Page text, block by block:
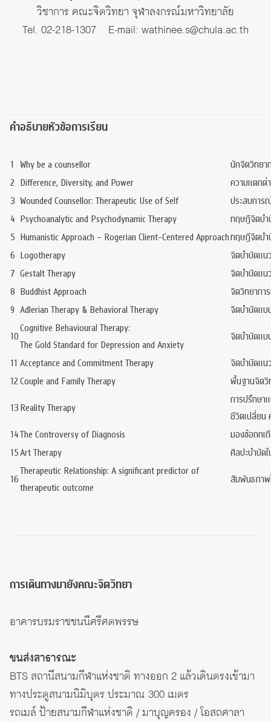
วิชาการ คณะจิตวิทยา จุฬาลงกรณ์มหาวิทยาลัย
Tel. 02-218-1307 E-mail: wathinee.s@chula.ac.th
คำอธิบายหัวข้อการเรียน
1 Why be a counsellor
นักจิตวิทยา
2 Difference, Diversity, and Power
ความแตกต่
3 Wounded Counsellor: Therapeutic Use of Self
ประสบการ
4 Psychoanalytic and Psychodynamic Therapy
ทฤษฎีจิตบำ
5 Humanistic Approach – Rogerian Client-Centered Approachทฤษฎีจิตบำ
6 Logotherapy
จิตบำบัดแน
7 Gestalt Therapy
จิตบำบัดแน
8 Buddhist Approach
จิตวิทยากา
9 Adlerian Therapy & Behavioral Therapy
จิตบำบัดแบ
10
Cognitive Behavioural Therapy:
The Gold Standard for Depression and Anxiety
จิตบำบัดแบ
11 Acceptance and Commitment Therapy
จิตบำบัดแ
12Couple and Family Therapy
พื้นฐานจิตวิ
13Reality Therapy
การปรึกษา
ชีวิตเปลี่ยน
14The Controversy of Diagnosis
มองข้อถกเ
15Art Therapy
ศิลปะบำบัด
16
Therapeutic Relationship: A significant predictor of
therapeutic outcome
สัมพันธภาพ
การเดินทางมายังคณะจิตวิทยา
อาคารบรมราชชนนีศรีศตพรรษ
ขนส่งสาธารณะ
BTS สถานีสนามกีฬาแห่งชาติ ทางออก 2 แล้วเดินตรงเข้ามา
ทางประตูสนามนิมิบุตร ประมาณ 300 เมตร
รถเมล์ ป้ายสนามกีฬาแห่งชาติ / มาบุญครอง / โอสถศาลา